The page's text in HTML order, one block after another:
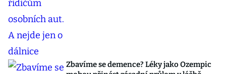
Zbavíme se demence? Léky jako Ozempic